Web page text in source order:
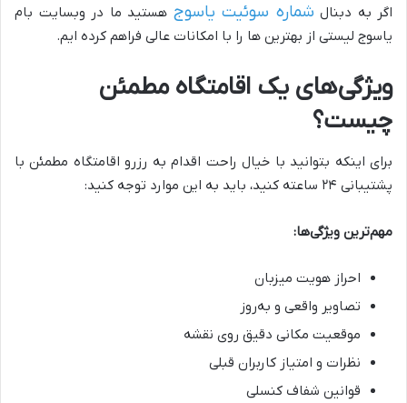
اگر به دبنال شماره سوئیت یاسوج هستید ما در وبسایت بام
یاسوج لیستی از بهترین ها را با امکانات عالی فراهم کرده ایم.
ویژگی‌های یک اقامتگاه مطمئن
چیست؟
برای اینکه بتوانید با خیال راحت اقدام به رزرو اقامتگاه مطمئن با
پشتیبانی ۲۴ ساعته کنید، باید به این موارد توجه کنید:
مهم‌ترین ویژگی‌ها:
احراز هویت میزبان
تصاویر واقعی و به‌روز
موقعیت مکانی دقیق روی نقشه
نظرات و امتیاز کاربران قبلی
قوانین شفاف کنسلی